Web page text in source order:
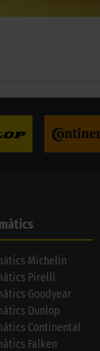
Michelin
Pirelli
Goodyear
Dunlop
Continental
Falken